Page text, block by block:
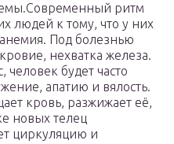
ритм
людей к тому, что у них
Под болезнью
нехватка железа.
человек будет часто
апатию и вялость.
кровь, разжижает её,
новых телец
циркуляцию и